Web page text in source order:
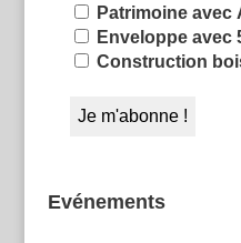
Patrimoine avec
Enveloppe avec
Construction
Evénements